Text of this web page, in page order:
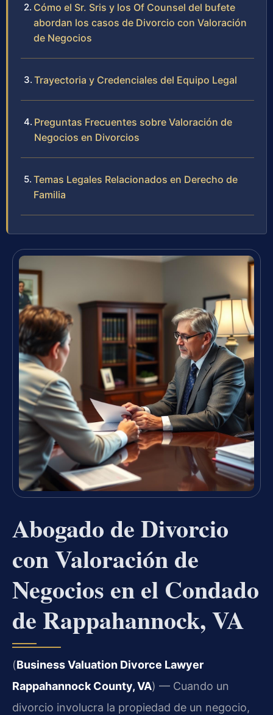
Cómo el Sr. Sris y los Of Counsel del bufete
abordan los casos de Divorcio con Valoración
de Negocios
Trayectoria y Credenciales del Equipo Legal
Preguntas Frecuentes sobre Valoración de
Negocios en Divorcios
Temas Legales Relacionados en Derecho de
Familia
Abogado de Divorcio
con Valoración de
Negocios en el Condado
de Rappahannock, VA
(Business Valuation Divorce Lawyer
Rappahannock County, VA) — Cuando un
divorcio involucra la propiedad de un negocio,